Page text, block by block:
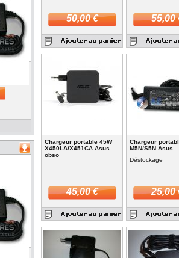
50,00 € 55,00
Chargeur portable 45W
X450LA/X451CA Asus
obso
45,00 €
Chargeur
M5N/S5N Asus
Déstockage
25,00